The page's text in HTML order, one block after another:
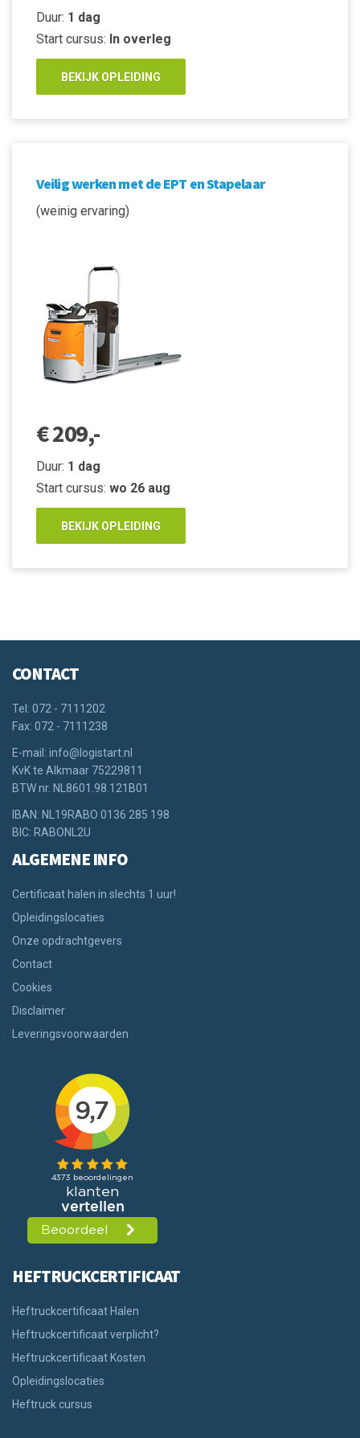
Duur: 1 dag
Start cursus: In overleg
BEKIJK OPLEIDING
Veilig werken met de EPT en Stapelaar
(weinig ervaring)
€ 209,-
Duur: 1 dag
Start cursus: wo 26 aug
BEKIJK OPLEIDING
CONTACT
Tel: 072 - 7111202
Fax: 072 - 7111238
E-mail: info@logistart.nl
KvK te Alkmaar 75229811
BTW nr. NL8601.98.121B01
IBAN: NL19RABO 0136 285 198
BIC: RABONL2U
ALGEMENE INFO
Certificaat halen in slechts 1 uur!
Opleidingslocaties
Onze opdrachtgevers
Contact
Cookies
Disclaimer
Leveringsvoorwaarden
HEFTRUCKCERTIFICAAT
Heftruckcertificaat Halen
Heftruckcertificaat verplicht?
Heftruckcertificaat Kosten
Opleidingslocaties
Heftruck cursus